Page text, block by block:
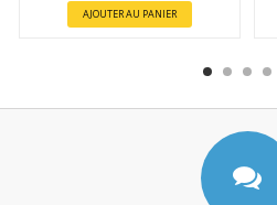
AJOUTER AU PANIER